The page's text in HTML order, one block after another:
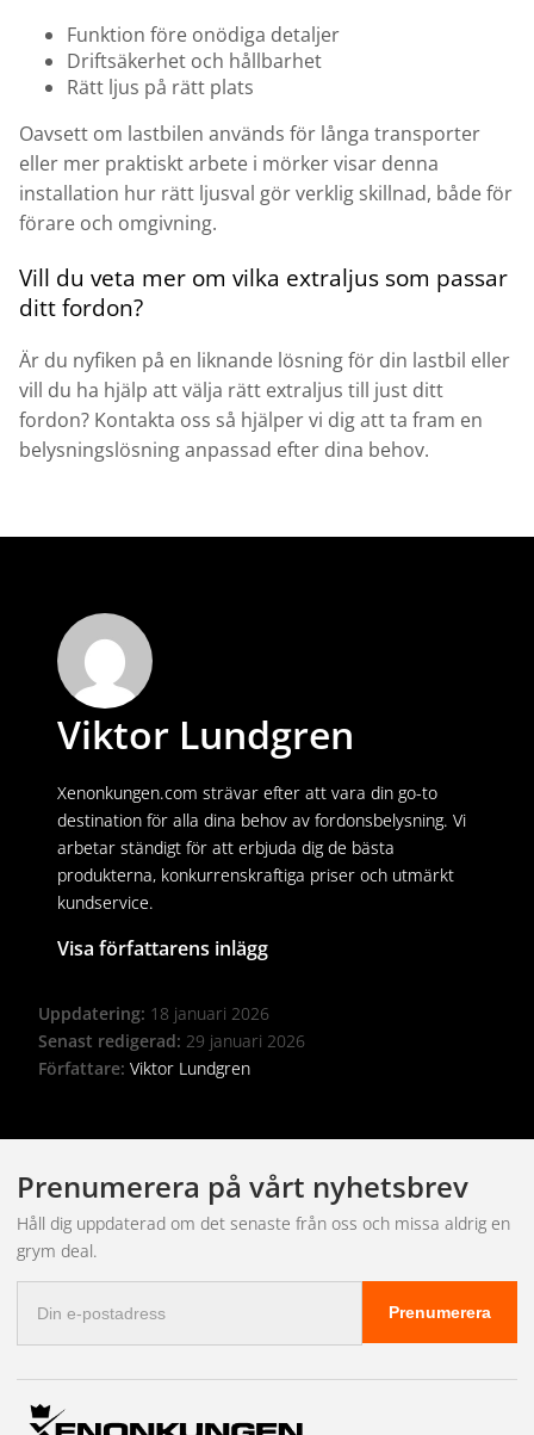
Funktion före onödiga detaljer
Driftsäkerhet och hållbarhet
Rätt ljus på rätt plats
Oavsett om lastbilen används för långa transporter
eller mer praktiskt arbete i mörker visar denna
installation hur rätt ljusval gör verklig skillnad, både för
förare och omgivning.
Vill du veta mer om vilka extraljus som passar
ditt fordon?
Är du nyfiken på en liknande lösning för din lastbil eller
vill du ha hjälp att välja rätt extraljus till just ditt
fordon? Kontakta oss så hjälper vi dig att ta fram en
belysningslösning anpassad efter dina behov.
Viktor Lundgren
Xenonkungen.com strävar efter att vara din go-to
destination för alla dina behov av fordonsbelysning. Vi
arbetar ständigt för att erbjuda dig de bästa
produkterna, konkurrenskraftiga priser och utmärkt
kundservice.
Visa författarens inlägg
Uppdatering: 18 januari 2026
Senast redigerad: 29 januari 2026
Författare: Viktor Lundgren
Prenumerera på vårt nyhetsbrev
Håll dig uppdaterad om det senaste från oss och missa aldrig en
grym deal.
postadress
Prenumerera